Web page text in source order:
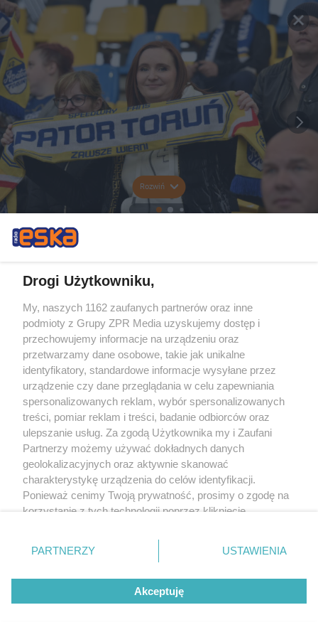
Rozwiń
Drogi Użytkowniku,
My, naszych 1162 zaufanych partnerów oraz inne
podmioty z Grupy ZPR Media uzyskujemy dostęp i
przechowujemy informacje na urządzeniu oraz
przetwarzamy dane osobowe, takie jak unikalne
identyfikatory, standardowe informacje wysyłane przez
urządzenie czy dane przeglądania w celu zapewniania
spersonalizowanych reklam, wybór spersonalizowanych
treści, pomiar reklam i treści, badanie odbiorców oraz
ulepszanie usług. Za zgodą Użytkownika my i Zaufani
Partnerzy możemy używać dokładnych danych
geolokalizacyjnych oraz aktywnie skanować
charakterystykę urządzenia do celów identyfikacji.
Ponieważ cenimy Twoją prywatność, prosimy o zgodę na
korzystanie z tych technologii poprzez kliknięcie
zmienić/wycofać klikając przycisk ustawień prywatności
znajdujący się w lewym dolnym rogu strony
rodzaje przetwarzania danych nie wymagają zgody
użytkownika, ale masz prawo sprzeciwić się takiemu
przetwarzaniu. Preferencje będą miały zastosowanie tylko
PARTNERZY USTAWIENIA
Akceptuję